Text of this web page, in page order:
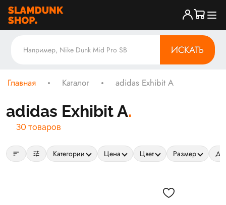
ИСКАТЬ
Главная Каталог adidas Exhibit A
adidas Exhibit A
30 товаров
sort tune Категории Цена Цвет Размер